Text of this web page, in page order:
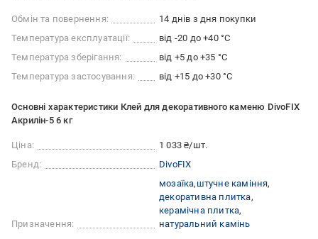
Обмін та повернення:
14 днів з дня покупки
Температура експлуатації:
від -20 до +40 °C
Температура зберігання:
від +5 до +35 °C
Температура застосування:
від +15 до +30 °С
Основні характеристики Клей для декоративного каменю DivoFIX
Акрилін-5 6 кг
Ціна:
1 033 ₴/шт.
Бренд:
DivoFIX
Призначення:
мозаїка штучне каміння
декоративна плитка
керамічна плитка
натуральний камінь